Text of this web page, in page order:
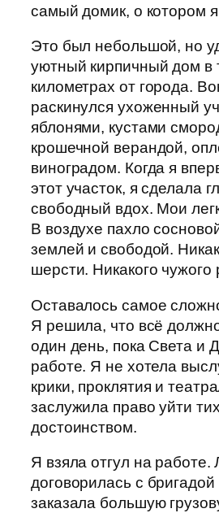
самый домик, о котором
Это был небольшой, но
уютный кирпичный дом в
километрах от города.
раскинулся ухоженный
яблонями, кустами
крошечной верандой,
виноградом. Когда я
этот участок, я сделала
свободный вдох. Мои
В воздухе пахло
землей и свободой.
шерсти. Никакого чужого
Оставалось самое
Я решила, что всё
один день, пока Света и
работе. Я не хотела
крики, проклятия и
заслужила право уйти
достоинством.
Я взяла отгул на работе.
договорилась с бригадой
заказала большую